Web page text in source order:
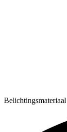
Belichtingsmateriaal